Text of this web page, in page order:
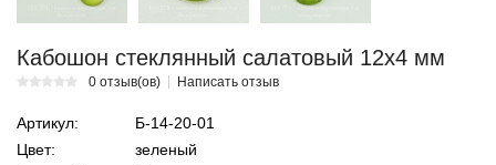
Кабошон стеклянный салатовый 12х4 мм
0 отзыв(ов) Написать отзыв
Артикул:
Б-14-20-01
Цвет:
зеленый